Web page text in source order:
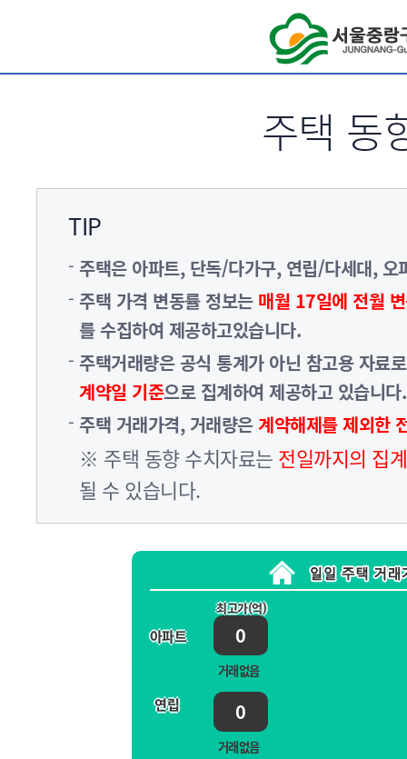
주택 동
TIP
주택은 아파트, 단독/다가구, 연립/다세대, 오
주택 가격 변동률 정보는 매월 17일에 전월
를 수집하여 제공하고있습니다.
주택거래량은 공식 통계가 아닌 참고용 자료
계약일 기준으로 집계하여 제공하고 있습니다.
주택 거래가격, 거래량은계약해제를 제외한
※ 주택 동향 수치자료는 전일까지의 집
될 수 있습니다.
최고가(억)
아파트 0
거래없음
연립 0
거래없음